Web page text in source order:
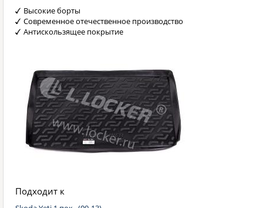
Высокие борты
Современное отечественное производство
Антискользящее покрытие
Подходит к